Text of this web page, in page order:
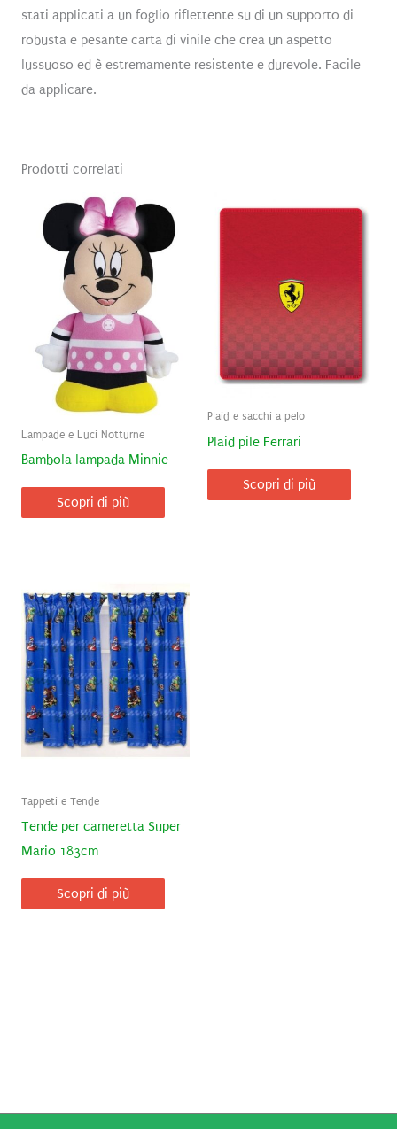
stati applicati a un foglio riflettente su di un supporto di
robusta e pesante carta di vinile che crea un aspetto
lussuoso ed è estremamente resistente e durevole. Facile
da applicare.
Prodotti correlati
Lampade e Luci Notturne
Bambola lampada Minnie
Scopri di più
Plaid e sacchi a pelo
Plaid pile Ferrari
Scopri di più
Tappeti e Tende
Tende per cameretta Super
Mario 183cm
Scopri di più